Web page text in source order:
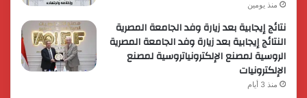
منذ يومين
نتائج إيجابية بعد زيارة وفد الجامعة المصرية
النتائج إيجابية بعد زيارة وفد الجامعة المصرية
الروسية لمصنع الإلكترونياتروسية لمصنع
الإلكترونيات
منذ 3 أيام